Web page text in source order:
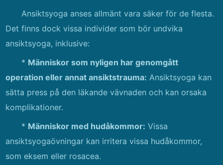
Ansiktsyoga anses allmänt vara säker för de flesta.
Det finns dock vissa individer som bör undvika
ansiktsyoga, inklusive:
* Människor som nyligen har genomgått
operation eller annat ansiktstrauma: Ansiktsyoga kan
sätta press på den läkande vävnaden och kan orsaka
komplikationer.
* Människor med hudåkommor: Vissa
ansiktsyogaövningar kan irritera vissa hudåkommor,
som eksem eller rosacea.